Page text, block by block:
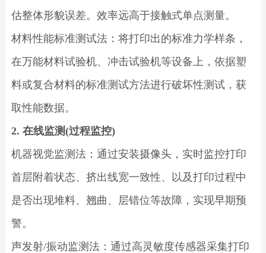
估整体形貌误差。效率远高于接触式单点测量。
材料性能标准测试法：将打印出的标准力学样条，
在万能材料试验机、冲击试验机等设备上，依据塑
料或复合材料的标准测试方法进行破坏性测试，获
取性能数据。
2. 在线监测(过程监控)
机器视觉监测法：通过安装摄像头，实时监控打印
首层附着状态、挤出线宽一致性、以及打印过程中
是否出现堆料、翘曲、层错位等故障，实现早期预
警。
声发射/振动监测法：通过高灵敏度传感器采集打印